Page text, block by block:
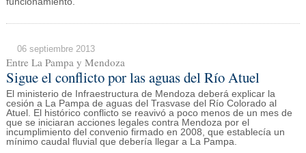
06 septiembre 2013
Entre La Pampa y Mendoza
Sigue el conflicto por las aguas del Río Atuel
El ministerio de Infraestructura de Mendoza deberá explicar la
cesión a La Pampa de aguas del Trasvase del Río Colorado al
Atuel. El histórico conflicto se reavivó a poco menos de un mes de
que se iniciaran acciones legales contra Mendoza por el
incumplimiento del convenio firmado en 2008, que establecía un
mínimo caudal fluvial que debería llegar a La Pampa.